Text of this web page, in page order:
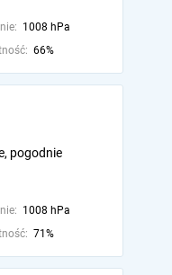
1008 hPa
66%
pogodnie
1008 hPa
71%